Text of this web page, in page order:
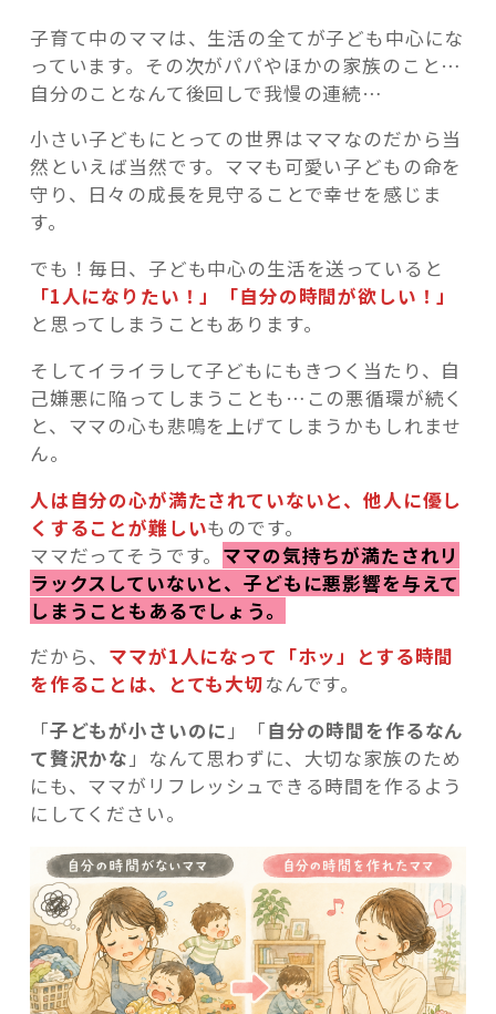
子育て中のママは、生活の全てが子ども中心にな
っています。その次がパパやほかの家族のこと…
自分のことなんて後回しで我慢の連続…
小さい子どもにとっての世界はママなのだから当
然といえば当然です。ママも可愛い子どもの命を
守り、日々の成長を見守ることで幸せを感じま
す。
でも！毎日、子ども中心の生活を送っていると
「1人になりたい！」「自分の時間が欲しい！」
と思ってしまうこともあります。
そしてイライラして子どもにもきつく当たり、自
己嫌悪に陥ってしまうことも…この悪循環が続く
と、ママの心も悲鳴を上げてしまうかもしれませ
ん。
人は自分の心が満たされていないと、他人に優し
くすることが難しいものです。
ママだってそうです。 ママの気持ちが満たされリ
ラックスしていないと、子どもに悪影響を与えて
しまうこともあるでしょう。
だから、 ママが1人になって「ホッ」とする時間
を作ることは、とても大切なんです。
「子どもが小さいのに」「自分の時間を作るなん
て贅沢かな」なんて思わずに、大切な家族のため
にも、ママがリフレッシュできる時間を作るよう
にしてください。